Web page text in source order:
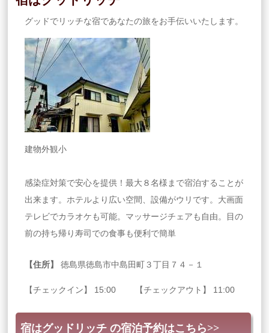
グッドでリッチな宿であなたの旅をお手伝いいたします。
建物外観小
感染症対策で安心を提供！最大８名様まで宿泊することが
出来ます。ホテルより広い空間、設備がウリです。大画面
テレビでカラオケも可能。マッサージチェアも自由。目の
前の持ち帰り寿司での食事も便利で簡単
【住所】 徳島県徳島市中島田町３丁目７４－１
【チェックイン】 15:00 【チェックアウト】 11:00
宿はグッドリッチ の宿泊予約はこちら>>